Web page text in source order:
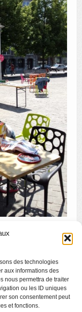
des technologies
aux informations des
nous permettra de traiter
ou les ID uniques
son consentement peut
et fonctions.
: poésie urbaine